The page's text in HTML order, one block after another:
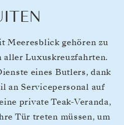
Meeresblick gehören zu
aller Luxuskreuzfahrten.
eines Butlers, dank
an Servicepersonal auf
private Teak-Veranda,
Tür treten müssen, um